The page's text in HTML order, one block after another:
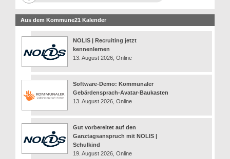
Aus dem Kommune21 Kalender
NOLIS | Recruiting jetzt
kennenlernen
13. August 2026, Online
Software-Demo: Kommunaler
Gebärdensprach-Avatar-Baukasten
13. August 2026, Online
Gut vorbereitet auf den
Ganztagsanspruch mit NOLIS |
Schulkind
19. August 2026, Online